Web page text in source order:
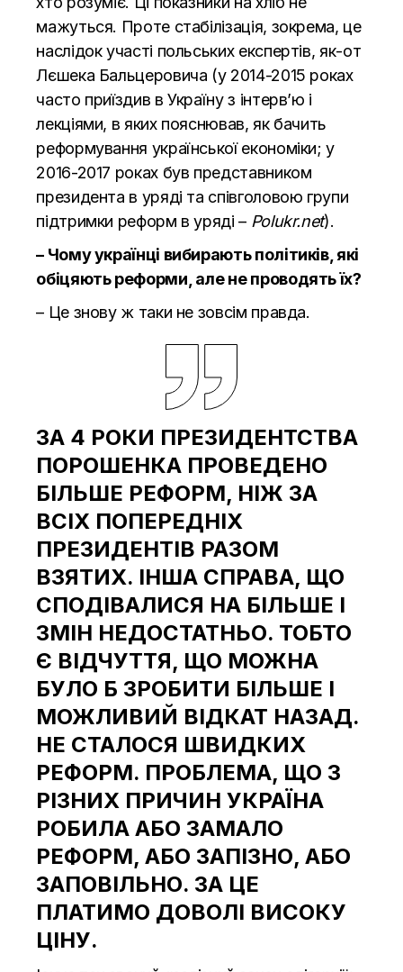
мажуться. Проте стабілізація, зокрема, це
наслідок участі польських експертів, як-от
Лєшека Бальцеровича (у 2014-2015 роках
часто приїздив в Україну з інтервʼю і
лекціями, в яких пояснював, як бачить
реформування української економіки; у
2016-2017 роках був представником
президента в уряді та співголовою групи
підтримки реформ в уряді – Polukr.net).
– Чому українці вибирають політиків, які
обіцяють реформи, але не проводять їх?
– Це знову ж таки не зовсім правда.
ЗА 4 РОКИ ПРЕЗИДЕНТСТВА
ПОРОШЕНКА ПРОВЕДЕНО
БІЛЬШЕ РЕФОРМ, НІЖ ЗА
ВСІХ ПОПЕРЕДНІХ
ПРЕЗИДЕНТІВ РАЗОМ
ВЗЯТИХ. ІНША СПРАВА, ЩО
СПОДІВАЛИСЯ НА БІЛЬШЕ І
ЗМІН НЕДОСТАТНЬО. ТОБТО
Є ВІДЧУТТЯ, ЩО МОЖНА
БУЛО Б ЗРОБИТИ БІЛЬШЕ І
МОЖЛИВИЙ ВІДКАТ НАЗАД.
НЕ СТАЛОСЯ ШВИДКИХ
РЕФОРМ. ПРОБЛЕМА, ЩО З
РІЗНИХ ПРИЧИН УКРАЇНА
РОБИЛА АБО ЗАМАЛО
РЕФОРМ, АБО ЗАПІЗНО, АБО
ЗАПОВІЛЬНО. ЗА ЦЕ
ПЛАТИМО ДОВОЛІ ВИСОКУ
ЦІНУ.